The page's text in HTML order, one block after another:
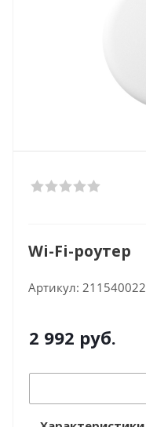
Wi-Fi-роутер
Артикул: 211540022
2 992 руб.